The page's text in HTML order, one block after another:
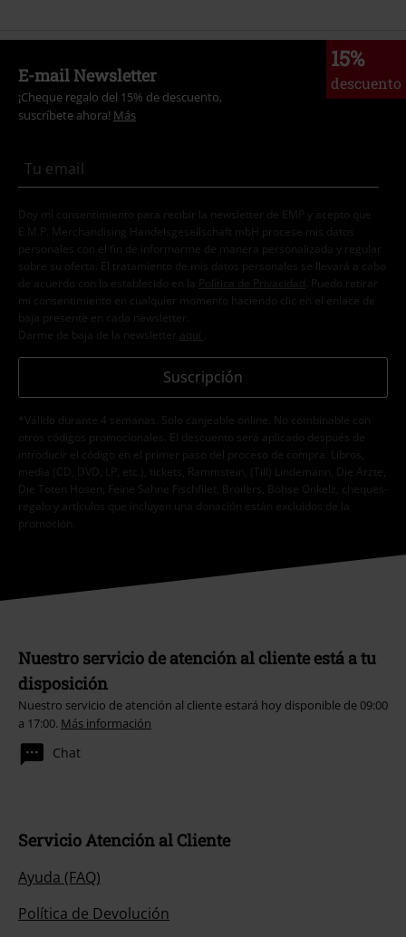
15%
descuento
E-mail Newsletter
¡Cheque regalo del 15% de descuento,
suscríbete ahora! Más
Doy mi consentimiento para recibir la newsletter de EMP y acepto que
E.M.P. Merchandising Handelsgesellschaft mbH procese mis datos
personales con el fin de informarme de manera personalizada y regular
sobre su oferta. El tratamiento de mis datos personales se llevará a cabo
de acuerdo con lo establecido en la
Política de Privacidad . Puedo retirar
mi consentimiento en cualquier momento haciendo clic en el enlace de
baja presente en cada newsletter.
Darme de baja de la newsletter
aquí
Suscripción
*Válido durante 4 semanas. Solo canjeable online. No combinable con
otros códigos promocionales. El descuento será aplicado después de
introducir el código en el primer paso del proceso de compra. Libros,
media (CD, DVD, LP, etc.), tickets, Rammstein, (Till) Lindemann, Die Ärzte,
Die Toten Hosen, Feine Sahne Fischfilet, Broilers, Böhse Onkelz, cheques-
regalo y artículos que incluyen una donación están excluidos de la
promoción.
Nuestro servicio de atención al cliente está a tu
disposición
Nuestro servicio de atención al cliente estará hoy disponible de 09:00
a 17:00. Más información
Chat
Servicio Atención al Cliente
Ayuda (FAQ)
Política de Devolución